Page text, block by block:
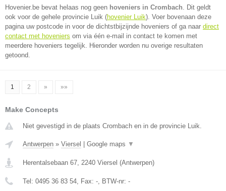
Hovenier.be bevat helaas nog geen hoveniers in Crombach. Dit geldt
ook voor de gehele provincie Luik (hovenier Luik). Voer bovenaan deze
pagina uw postcode in voor de dichtstbijzijnde hoveniers of ga naar direct
contact met hoveniers om via één e-mail in contact te komen met
meerdere hoveniers tegelijk. Hieronder worden nu overige resultaten
getoond.
1 2 » »»
Make Concepts
Niet gevestigd in de plaats Crombach en in de provincie Luik.
Antwerpen » Viersel Google maps ▼
Herentalsebaan 67, 2240 Viersel (Antwerpen)
Tel: 0495 36 83 54, Fax: -, BTW-nr: -